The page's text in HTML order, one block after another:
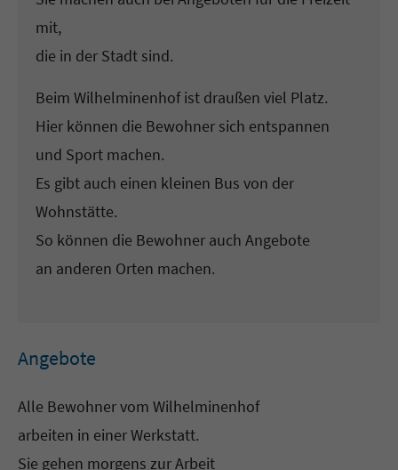
mit,
die in der Stadt sind.
Beim Wilhelminenhof ist draußen viel Platz.
Hier können die Bewohner sich entspannen
und Sport machen.
Es gibt auch einen kleinen Bus von der
Wohnstätte.
So können die Bewohner auch Angebote
an anderen Orten machen.
Angebote
Alle Bewohner vom Wilhelminenhof
arbeiten in einer Werkstatt.
Sie gehen morgens zur Arbeit